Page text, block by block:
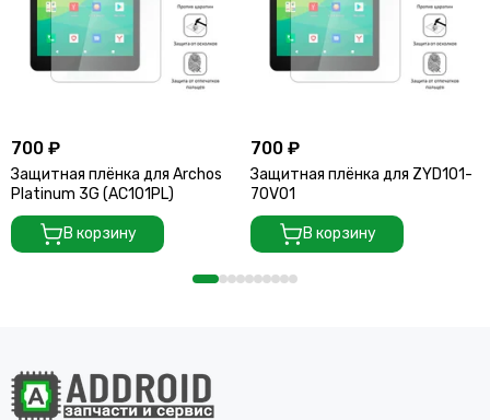
700 ₽
Защитная плёнка для Archos
Platinum 3G (AC101PL)
В корзину
700 ₽
Защитная плёнка для ZYD101-
70V01
В корзину